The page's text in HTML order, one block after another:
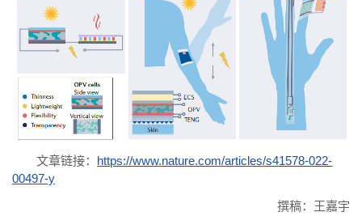
文章链接： https://www.nature.com/articles/s41578-022-
00497-y
撰稿：王嘉宇